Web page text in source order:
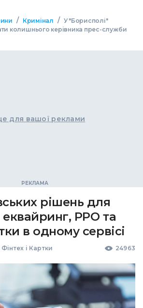
/ Кримінал / У "Борисполі"
колишнього керівника прес-служби
для вашої реклами
рішень для
РРО та
в одному сервісі
Фінтех і Картки 24963